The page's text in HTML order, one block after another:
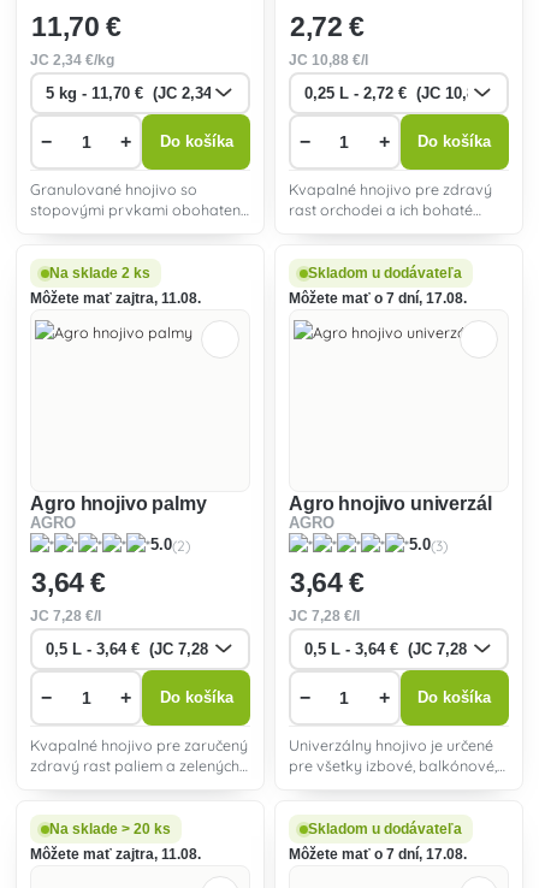
11,70 €
JC2,34 €/kg
− + Do košíka
Granulované hnojivo so
stopovými prvkami obohatené
2,72 €
JC 10,88 €/l
− + Do košíka
Kvapalné hnojivo pre zdravý
rast orchodei a ich bohaté
Na sklade 2 ks
Môžete mať zajtra, 11.08.
Agro hnojivo palmy
AGRO
5.0(2)
3,64 €
JC7,28 €/l
− + Do košíka
Kvapalné hnojivo pre zaručený
zdravý rast paliem a zelených
Skladom u dodávateľa
Môžete mať o 7 dní, 17.08.
Agro hnojivo univerzál
AGRO
5.0(3)
3,64 €
JC 7,28 €/l
− + Do košíka
Univerzálny hnojivo je určené
pre všetky izbové, balkónové,
Na sklade > 20 ks
Môžete mať zajtra, 11.08.
Skladom u dodávateľa
Môžete mať o 7 dní, 17.08.